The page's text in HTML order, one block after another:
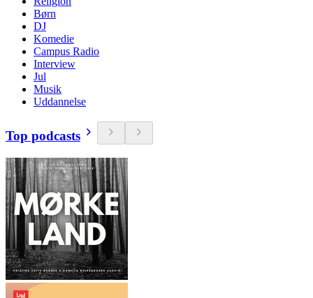
Børn
DJ
Komedie
Campus Radio
Interview
Jul
Musik
Uddannelse
Top podcasts